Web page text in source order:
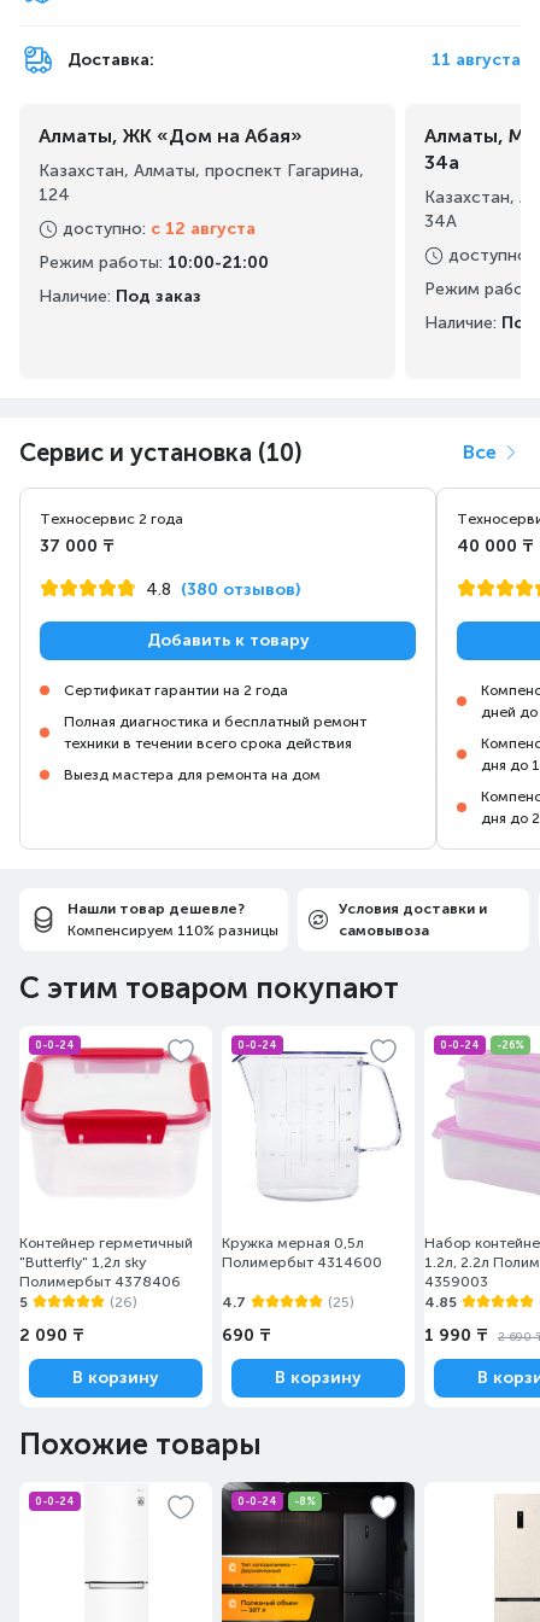
Доставка: 11 августа
Алматы, ЖК «Дом на Абая»
Казахстан, Алматы, проспект Гагарина,
124
доступно: с 12 августа
Режим работы: 10:00-21:00
Наличие: Под заказ
Алматы,
34а
Казахстан,
34А
доступно
Режим
Наличие: Под
Сервис и установка (10) Все
Техносервис 2 года
37 000 ₸
4.8 (380 отзывов)
Добавить к товару
Сертификат гарантии на 2 года
Полная диагностика и бесплатный ремонт
техники в течении всего срока действия
Выезд мастера для ремонта на дом
40 000 ₸
дней до
дня до
дня до
Нашли товар дешевле?
Компенсируем 110% разницы
Условия доставки и
самовывоза
С этим товаром покупают
0-0-24
Контейнер герметичный
"Butterfly" 1,2л sky
Полимербыт 4378406
5
(26)
2 090 ₸
В корзину
0-0-24
Кружка мерная 0,5л
Полимербыт 4314600
4.7 (25)
690 ₸
В корзину
0-0-24 -26%
Набор
1.2л, 2.2л
4359003
4.85
1 990 ₸ 2 690
В
Похожие товары
0-0-24 0-0-24 -8%